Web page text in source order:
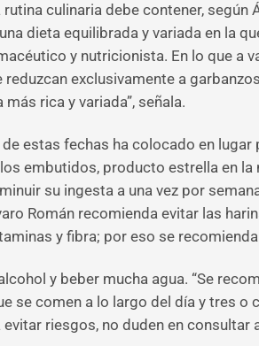
culinaria debe contener, según
dieta equilibrada y variada en la
y nutricionista. En lo que a
exclusivamente a
rica y variada”, señala.
estas fechas ha colocado en
embutidos, producto estrella en
su ingesta a una vez por
Román recomienda evitar las
y fibra; por eso se
y beber mucha agua. “Se
comen a lo largo del día y tres o
riesgos, no duden en consultar